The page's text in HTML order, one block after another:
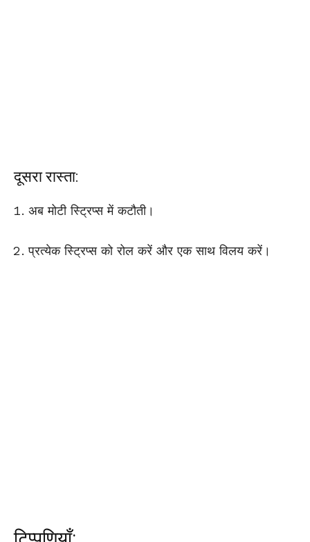
दूसरा रास्ता:
अब मोटी स्ट्रिप्स में कटौती।
प्रत्येक स्ट्रिप्स को रोल करें और एक साथ विलय करें।